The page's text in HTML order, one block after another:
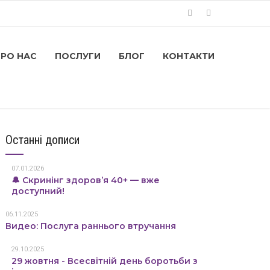
НАС ПОСЛУГИ БЛОГ КОНТАКТИ
Останні дописи
07.01.2026
🔔 Скринінг здоров’я 40+ — вже
доступний!
06.11.2025
Видео: Послуга раннього втручання
29.10.2025
29 жовтня - Всесвітній день боротьби з